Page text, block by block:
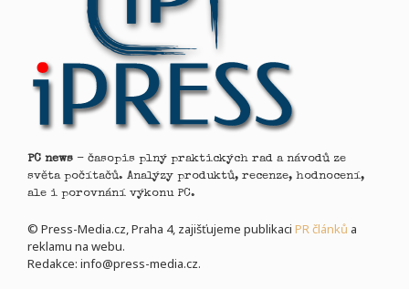
PC news - časopis plný praktických rad a návodů ze
světa počítačů. Analýzy produktů, recenze, hodnocení,
ale i porovnání výkonu PC.
© Press-Media.cz, Praha 4, zajišťujeme publikaci PR článků a
reklamu na webu.
Redakce: info@press-media.cz.